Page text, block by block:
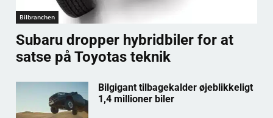
Bilbranchen
Subaru dropper hybridbiler for at
satse på Toyotas teknik
Bilgigant tilbagekalder øjeblikkeligt
1,4 millioner biler